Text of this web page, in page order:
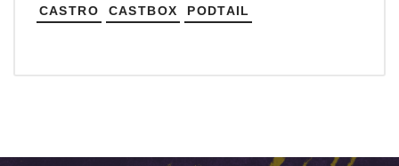
CASTRO CASTBOX PODTAIL